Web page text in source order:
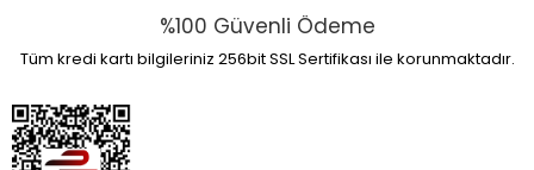
%100 Güvenli Ödeme
Tüm kredi kartı bilgileriniz 256bit SSL Sertifikası ile korunmaktadır.